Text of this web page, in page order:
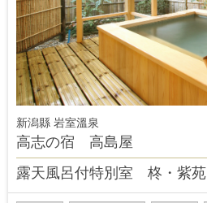
新潟縣 岩室溫泉
高志の宿 高島屋
露天風呂付特別室 柊・紫苑